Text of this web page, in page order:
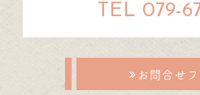
TEL 079-
お問合せ